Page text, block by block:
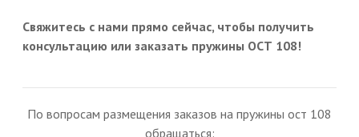
Свяжитесь с нами прямо сейчас, чтобы получить
консультацию или заказать пружины ОСТ 108!
По вопросам размещения заказов на пружины ост 108
обращаться: